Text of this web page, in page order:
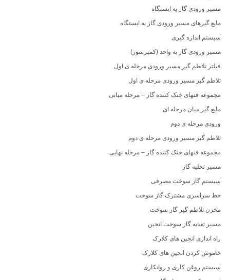
مسیر ورودی گاز به ایستگاه
مایع گیرهای مسیر ورودی گاز به ایستگاه
سیستم اندازه گیری
مسیر ورودی گاز به واحد (کمپرسور)
فیلتر تلاطم گیر مسیر ورودی مرحله ی اول
تلاطم گیر مسیر ورودی مرحله ی اول
مجموعه فنهای خنک کننده گاز – مرحله میانی
مایع گیر میان مرحله ای
ورودی مرحله ی دوم
تلاطم گیر مسیر ورودی مرحله ی دوم
مجموعه فنهای خنک کننده گاز – مرحله نهایی
مسیر تخلیه گاز
سیستم گاز سوخت مصرفی
خط سراسری مشترک گاز سوخت
مخزن تلاطم گیر گاز سوخت
مسیر تغذیه گاز سوخت انجین
راه اندازی انجین های کلارک
خاموش کردن انجین های کلارک
سیستم روغن کاری و روانکاری